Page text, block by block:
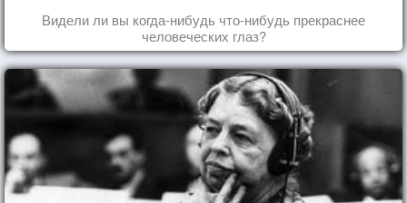
Видели ли вы когда-нибудь что-нибудь прекраснее
человеческих глаз?